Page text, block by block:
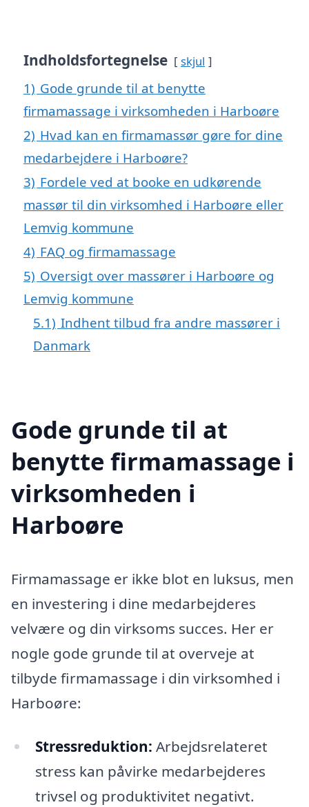
Indholdsfortegnelse skjul
1) Gode grunde til at benytte
firmamassage i virksomheden i Harboøre
2) Hvad kan en firmamassør gøre for dine
medarbejdere i Harboøre?
3) Fordele ved at booke en udkørende
massør til din virksomhed i Harboøre eller
Lemvig kommune
4) FAQ og firmamassage
5) Oversigt over massører i Harboøre og
Lemvig kommune
5.1) Indhent tilbud fra andre massører i
Danmark
Gode grunde til at
benytte firmamassage i
virksomheden i
Harboøre
Firmamassage er ikke blot en luksus, men
en investering i dine medarbejderes
velvære og din virksoms succes. Her er
nogle gode grunde til at overveje at
tilbyde firmamassage i din virksomhed i
Harboøre:
Stressreduktion: Arbejdsrelateret
stress kan påvirke medarbejderes
trivsel og produktivitet negativt.